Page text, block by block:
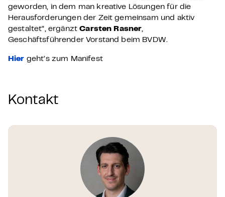
geworden, in dem man kreative Lösungen für die
Herausforderungen der Zeit gemeinsam und aktiv
gestaltet“, ergänztCarsten Rasner,
Geschäftsführender Vorstand beim BVDW.
Hier geht’s zum Manifest
Kontakt